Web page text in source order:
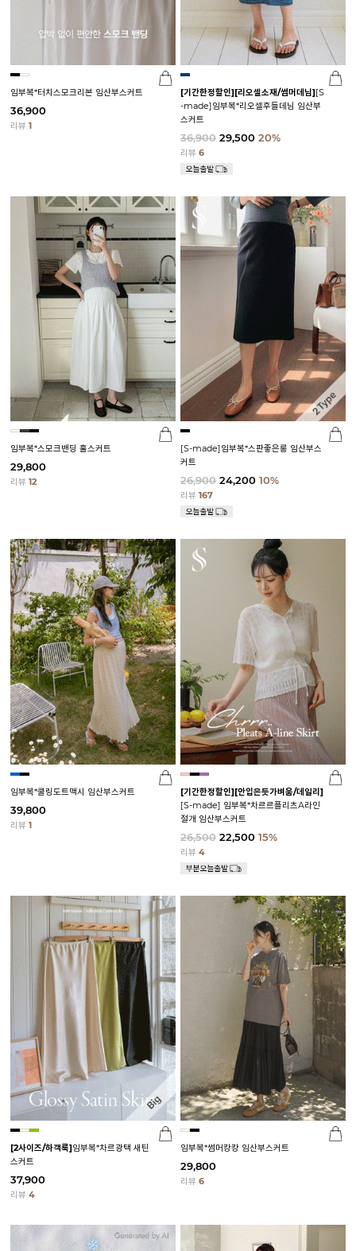
임부복*터치스모크리본 임산부스커트
36,900
리뷰 1
[기간한정할인][리오셀소재/썸머데님][S
-made]임부복*리오셀후들데님 임산부
스커트
36,900 29,500 20%
리뷰 6
임부복*스모크밴딩 훌스커트
29,800
리뷰 12
[S-made]임부복*스판좋은롱 임산부스
커트
26,900 24,200 10%
리뷰 167
임부복*쿨링도트맥시 임산부스커트
39,800
리뷰 1
[기간한정할인][안입은듯가벼움/데일리]
[S-made] 임부복*차르르플리츠A라인
절개 임산부스커트
26,500 22,500 15%
리뷰 4
[2사이즈/하객룩]임부복*차르광택 새틴
스커트
37,900
리뷰 4
임부복*썸머캉캉 임산부스커트
29,800
리뷰 6